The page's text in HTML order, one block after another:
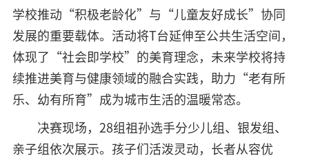
学校推动“积极老龄化”与“儿童友好成长”协同
发展的重要载体。活动将T台延伸至公共生活空间，
体现了“社会即学校”的美育理念，未来学校将持
续推进美育与健康领域的融合实践，助力“老有所
乐、幼有所育”成为城市生活的温暖常态。
决赛现场，28组祖孙选手分少儿组、银发组、
亲子组依次展示。孩子们活泼灵动，长者从容优